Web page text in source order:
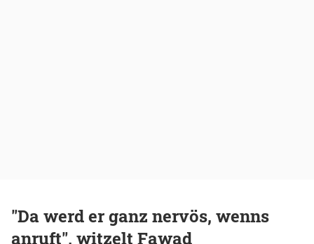
"Da werd er ganz nervös, wenns
anruft", witzelt Fawad